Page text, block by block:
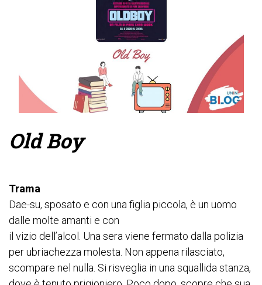
Old Boy
Trama
Dae-su, sposato e con una figlia piccola, è un uomo
dalle molte amanti e con
il vizio dell’alcol. Una sera viene fermato dalla polizia
per ubriachezza molesta. Non appena rilasciato,
scompare nel nulla. Si risveglia in una squallida stanza,